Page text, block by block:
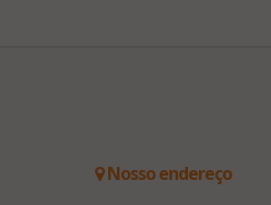
Nosso endereço